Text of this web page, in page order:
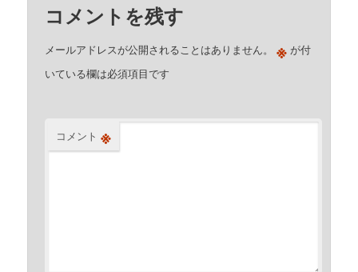
コメントを残す
メールアドレスが公開されることはありません。 ※ が付
いている欄は必須項目です
コメント ※